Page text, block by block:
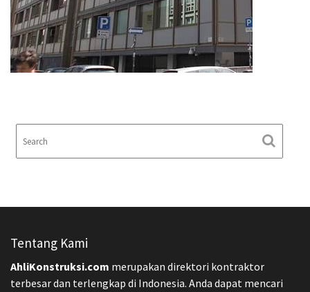
Tentang Kami
AhliKonstruksi.com merupakan direktori kontraktor
terbesar dan terlengkap di Indonesia. Anda dapat mencari